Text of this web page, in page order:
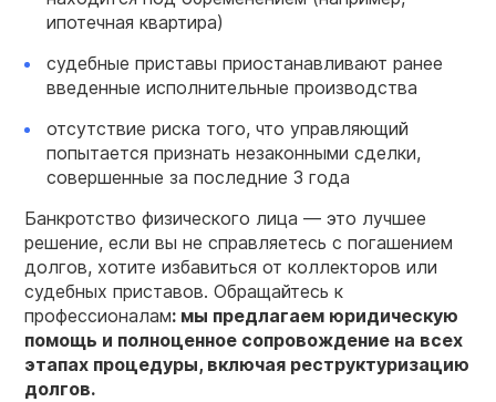
ипотечная квартира)
судебные приставы приостанавливают ранее
введенные исполнительные производства
отсутствие риска того, что управляющий
попытается признать незаконными сделки,
совершенные за последние 3 года
Банкротство физического лица — это лучшее
решение, если вы не справляетесь с погашением
долгов, хотите избавиться от коллекторов или
судебных приставов. Обращайтесь к
профессионалам: мы предлагаем юридическую
помощь и полноценное сопровождение на всех
этапах процедуры, включая реструктуризацию
долгов.